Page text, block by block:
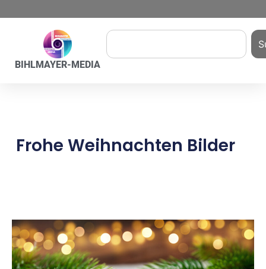
BIHLMAYER-MEDIA
Frohe Weihnachten Bilder